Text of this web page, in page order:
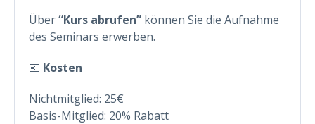
Über“Kurs abrufen” können Sie die Aufnahme
des Seminars erwerben.
💶 Kosten
Nichtmitglied: 25€
Basis-Mitglied: 20% Rabatt